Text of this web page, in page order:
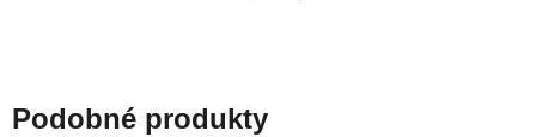
Podobné produkty